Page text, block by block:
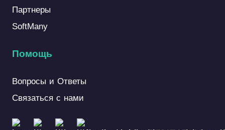
Партнеры
SoftMany
Помощь
Вопросы и Ответы
Связаться с нами